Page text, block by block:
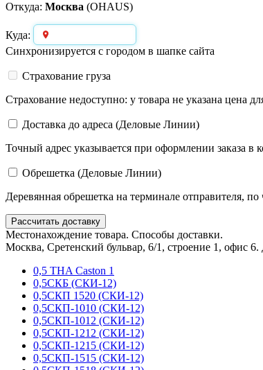
Откуда: Москва (OHAUS)
Куда:
Синхронизируется с городом в шапке сайта
Страхование груза
Страхование недоступно: у товара не указана цена
Доставка до адреса (Деловые Линии)
Точный адрес указывается при оформлении заказа в
Обрешетка (Деловые Линии)
Деревянная обрешетка на терминале отправителя, по
Рассчитать доставку
Местонахождение товара. Способы доставки.
Москва, Сретенский бульвар, 6/1, строение 1, офис
0,5 THA Caston 1
0,5СКБ (СКИ-12)
0,5СКП 1520 (СКИ-12)
0,5СКП-1010 (СКИ-12)
0,5СКП-1012 (СКИ-12)
0,5СКП-1212 (СКИ-12)
0,5СКП-1215 (СКИ-12)
0,5СКП-1515 (СКИ-12)